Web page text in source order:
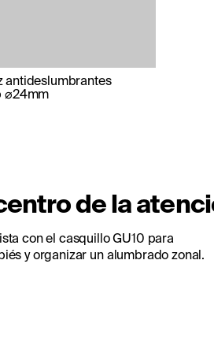
antideslumbrantes
⌀24mm
de la
con el casquillo GU10 para
y organizar un alumbrado zonal.